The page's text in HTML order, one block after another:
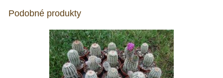
Podobné produkty